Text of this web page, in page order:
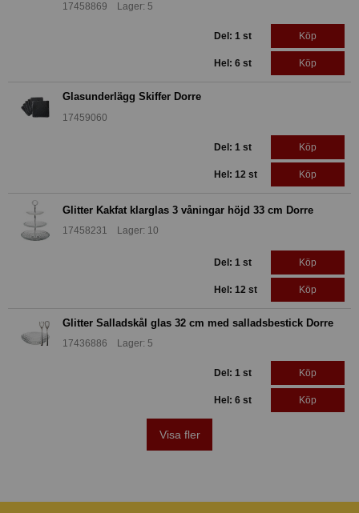
17458869 Lager: 5
Del: 1 st Köp
Hel: 6 st Köp
Glasunderlägg Skiffer Dorre
17459060
Del: 1 st Köp
Hel: 12 st Köp
Glitter Kakfat klarglas 3 våningar höjd 33 cm Dorre
17458231 Lager: 10
Del: 1 st Köp
Hel: 12 st Köp
Glitter Salladskål glas 32 cm med salladsbestick Dorre
17436886 Lager: 5
Del: 1 st Köp
Hel: 6 st Köp
Visa fler